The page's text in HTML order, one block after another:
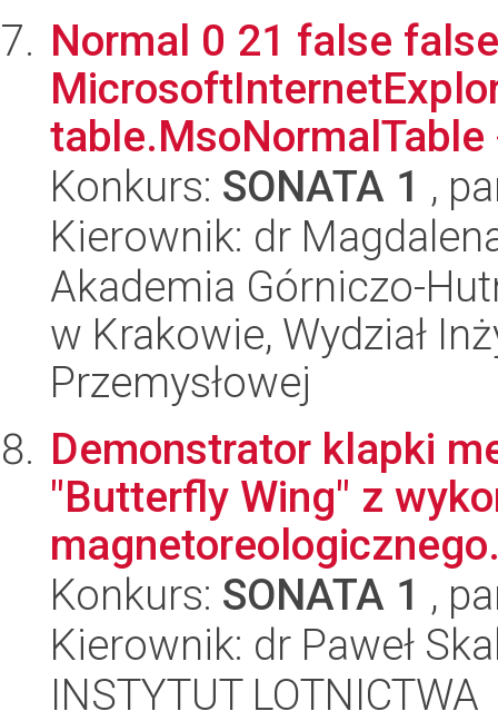
Normal 0 21 false
Konkurs: SONATA 1 ,
Kierownik: dr
Akademia Górniczo-
w Krakowie, Wydział
Przemysłowej
Demonstrator klapki
"Butterfly Wing" z
Konkurs: SONATA 1 ,
Kierownik: dr Paweł
INSTYTUT LOTNICTWA